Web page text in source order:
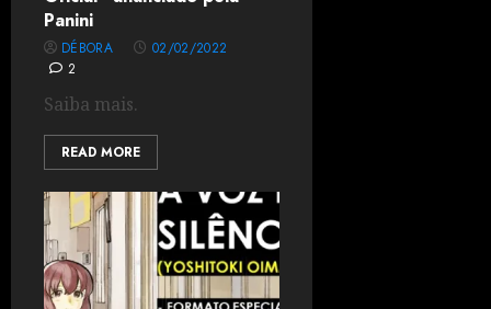
Panini
DÉBORA
02/02/2022
2
Saiba mais.
READ MORE